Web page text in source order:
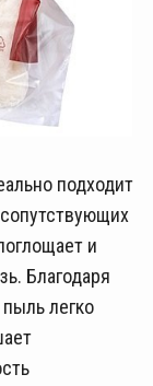
подходит
и
Благодаря
легко